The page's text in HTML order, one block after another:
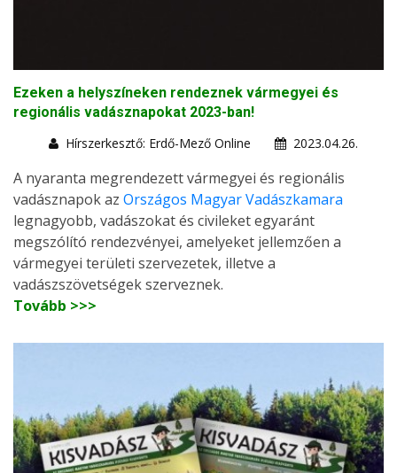
Ezeken a helyszíneken rendeznek vármegyei és
regionális vadásznapokat 2023-ban!
Hírszerkesztő: Erdő-Mező Online
2023.04.26.
A nyaranta megrendezett vármegyei és regionális
vadásznapok az Országos Magyar Vadászkamara
legnagyobb, vadászokat és civileket egyaránt
megszólító rendezvényei, amelyeket jellemzően a
vármegyei területi szervezetek, illetve a
vadászszövetségek szerveznek.
Tovább >>>